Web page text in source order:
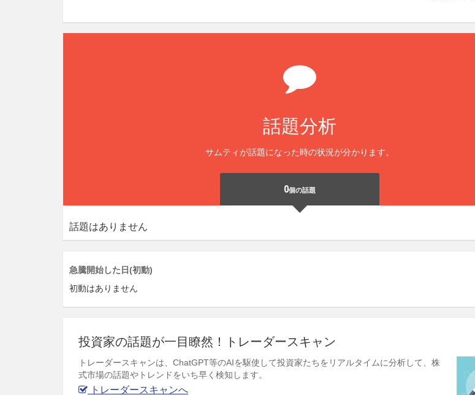
話題分析
サムティが話題になった時の状況が分かります。
0個の話題
話題はありません
急騰開始した日(初動)
初動はありません
投資家の話題が一目瞭然！トレーダースキャン
トレーダースキャンは、ChatGPT等のAIを駆使して投資家たちをリアルタイムに分析して、株
式市場の話題やトレンドをいち早く検知します。
トレーダースキャンへ